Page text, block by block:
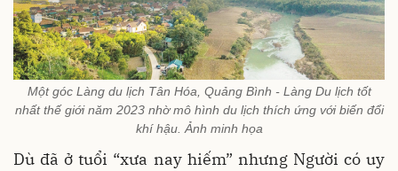
Một góc Làng du lịch Tân Hóa, Quảng Bình - Làng Du lịch tốt
nhất thế giới năm 2023 nhờ mô hình du lịch thích ứng với biến đổi
khí hậu. Ảnh minh họa
Dù đã ở tuổi “xưa nay hiếm” nhưng Người có uy